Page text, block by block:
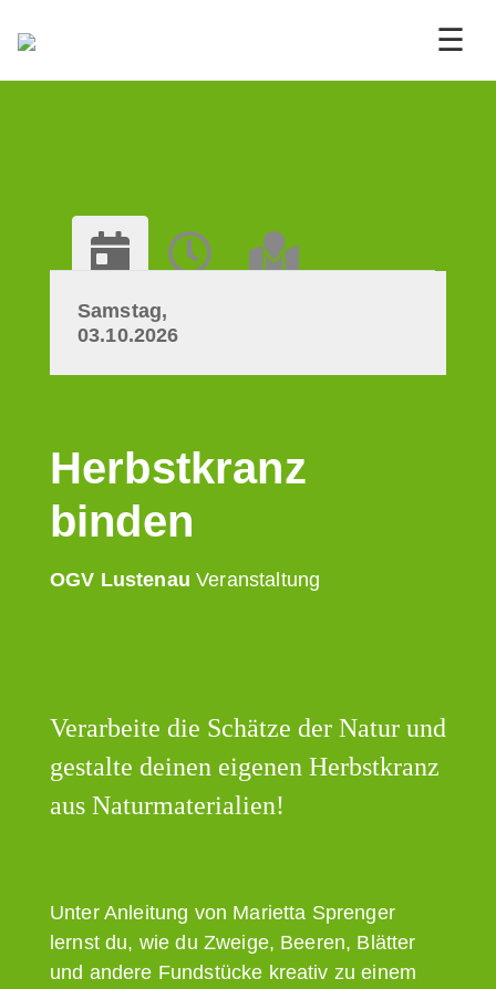
☰
Samstag,
03.10.2026
Herbstkranz
binden
OGV Lustenau Veranstaltung
Verarbeite die Schätze der Natur und
gestalte deinen eigenen Herbstkranz
aus Naturmaterialien!
Unter Anleitung von Marietta Sprenger
lernst du, wie du Zweige, Beeren, Blätter
und andere Fundstücke kreativ zu einem